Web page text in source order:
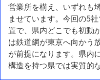
営業所を構え、いずれも
ませています。今回の5
置で、県内どこでも初動
は鉄道網が東京へ向かう
が前提になります。県内
構造を持つ県では実質的